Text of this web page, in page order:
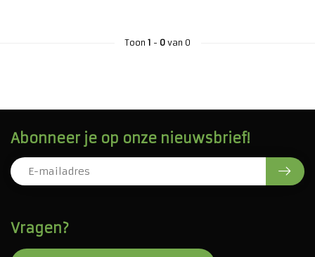
Toon 1 - 0van 0
Vragen?
Abonneer je op onze nieuwsbrief!